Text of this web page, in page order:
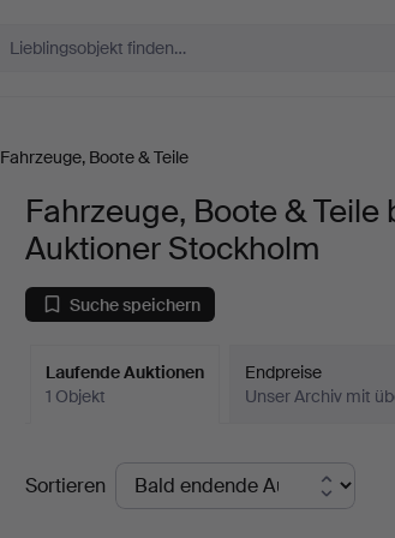
Fahrzeuge, Boote & Teile
Fahrzeuge, Boote & Teile
Auktioner Stockholm
Suche speichern
Laufende Auktionen
1 Objekt
Endpreise
Unser Archiv mit
Laufende
Auktionen
Sortieren